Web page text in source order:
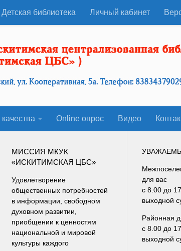
Детская библиотека Личный кабинет
Оnline опрос Видео
для вас
с 8.00 до
выходной
Районная
с 8.00 до
выходной
МИССИЯ МКУК
«ИСКИТИМСКАЯ ЦБС»
Удовлетворение
общественных потребностей
в информации, свободном
духовном развитии,
приобщении к ценностям
национальной и мировой
культуры каждого